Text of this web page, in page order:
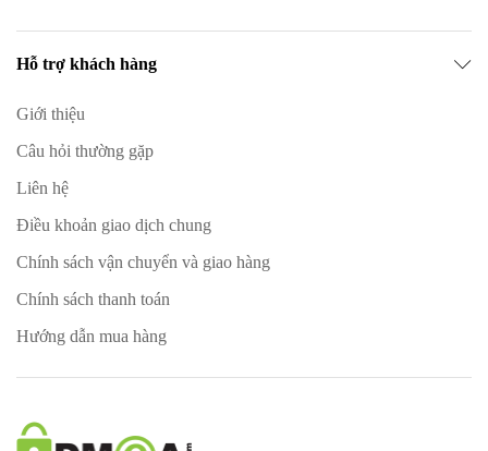
Hỗ trợ khách hàng
Giới thiệu
Câu hỏi thường gặp
Liên hệ
Điều khoản giao dịch chung
Chính sách vận chuyển và giao hàng
Chính sách thanh toán
Hướng dẫn mua hàng